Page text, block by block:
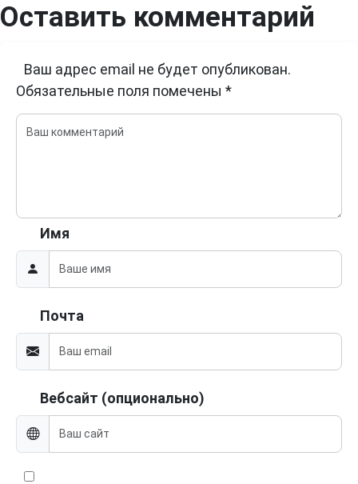
Оставить комментарий
Ваш адрес email не будет опубликован.
Обязательные поля помечены *
Имя
Почта
Вебсайт (опционально)